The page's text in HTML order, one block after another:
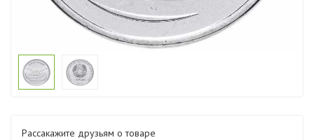
Рассакажите друзьям о товаре